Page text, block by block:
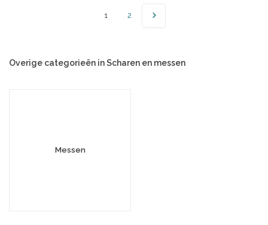
1 2
Overige categorieën in Scharen en messen
Messen